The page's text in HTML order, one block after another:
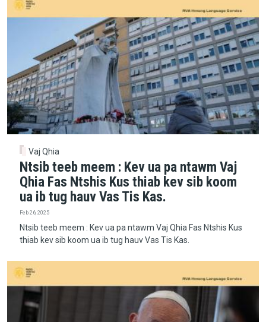
Vaj Qhia
Ntsib teeb meem : Kev ua pa ntawm Vaj
Qhia Fas Ntshis Kus thiab kev sib koom
ua ib tug hauv Vas Tis Kas.
Feb 26, 2025
Ntsib teeb meem : Kev ua pa ntawm Vaj Qhia Fas Ntshis Kus
thiab kev sib koom ua ib tug hauv Vas Tis Kas.